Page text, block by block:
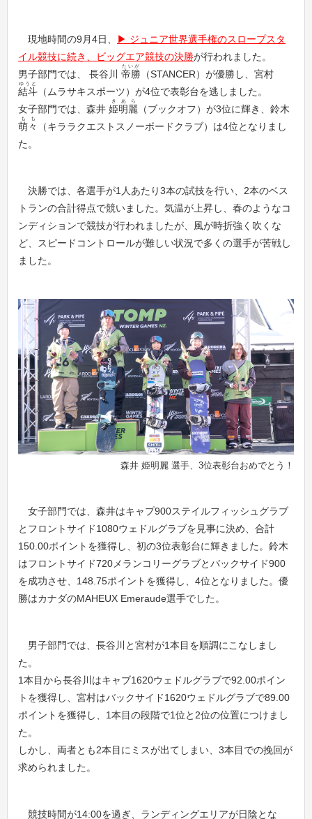
現地時間の9月4日、
ジュニア世界選手権のスロープスタ
イル競技に続き、ビッグエア競技の決勝が行われました。
男子部門では、 長谷川 帝勝
たいが
（STANCER）が優勝し、宮村
結斗
ゆうと
（ムラサキスポーツ）が4位で表彰台を逃しました。
女子部門では、森井 姫明麗
きあら
（ブックオフ）が3位に輝き、鈴木
萌々
もも
（キララクエストスノーボードクラブ）は4位となりまし
た。
決勝では、各選手が1人あたり3本の試技を行い、2本のベス
トランの合計得点で競いました。気温が上昇し、春のようなコ
ンディションで競技が行われましたが、風が時折強く吹くな
ど、スピードコントロールが難しい状況で多くの選手が苦戦し
ました。
森井 姫明麗 選手、3位表彰台おめでとう！
女子部門では、森井はキャプ900ステイルフィッシュグラブ
とフロントサイド1080ウェドルグラブを見事に決め、合計
150.00ポイントを獲得し、初の3位表彰台に輝きました。鈴木
はフロントサイド720メランコリーグラブとバックサイド900
を成功させ、148.75ポイントを獲得し、4位となりました。優
勝はカナダのMAHEUX Emeraude選手でした。
男子部門では、長谷川と宮村が1本目を順調にこなしまし
た。
1本目から長谷川はキャブ1620ウェドルグラブで92.00ポイン
トを獲得し、宮村はバックサイド1620ウェドルグラブで89.00
ポイントを獲得し、1本目の段階で1位と2位の位置につけまし
た。
しかし、両者とも2本目にミスが出てしまい、3本目での挽回が
求められました。
競技時間が14:00を過ぎ、ランディングエリアが日陰とな